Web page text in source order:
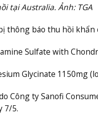
tại Australia. Ảnh: TGA
thông báo thu hồi khẩn
Sulfate with
Glycinate 1150mg
Công ty Sanofi
7/5.